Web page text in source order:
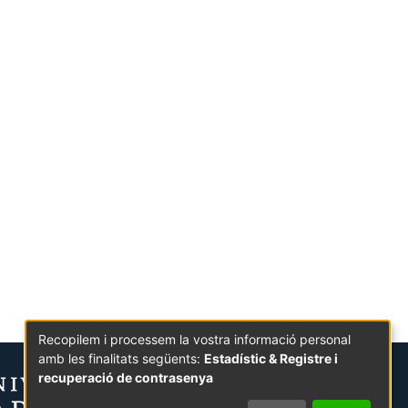
Recopilem i processem la vostra informació personal
amb les finalitats següents: Estadístic & Registre i
recuperació de contrasenya